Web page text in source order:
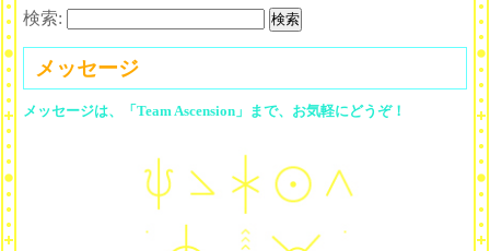
検索:
メッセージ
メッセージは、「Team Ascension」まで、お気軽にどうぞ！